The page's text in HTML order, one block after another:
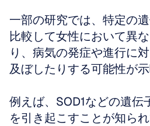
一部の研究では、特定の
比較して女性において異
り、病気の発症や進行に
及ぼしたりする可能性が示
例えば、SOD1などの遺伝
を引き起こすことが知ら